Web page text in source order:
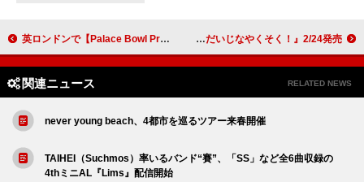
英ロンドンで【Palace Bowl Presents City Pop Waves】開催、ヘッドライナーに高中正義 子ども編集者300人が制作に参加 絵本『あちちち地球とだいじなやくそく！』2/24発売
関連ニュース RELATED NEWS
never young beach、4都市を巡るツアー来春開催
TAIHEI（Suchmos）率いるバンド“賽”、「SS」など全6曲収録の
4thミニAL『Lims』配信開始